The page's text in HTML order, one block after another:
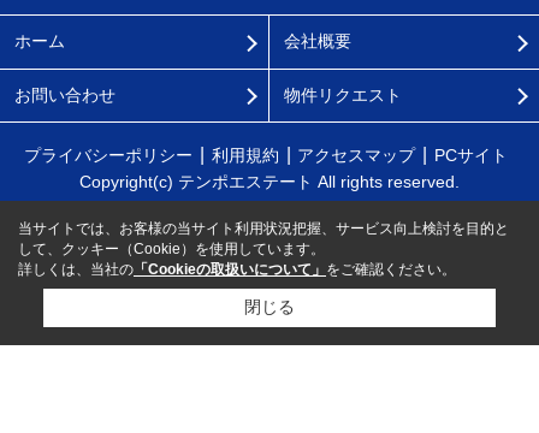
ホーム 会社概要
お問い合わせ 物件リクエスト
プライバシーポリシー 利用規約 アクセスマップ
PCサイト
Copyright(c) テンポエステート All rights reserved.
当サイトでは、お客様の当サイト利用状況把握、サービス向上検討を目的と
して、クッキー（Cookie）を使用しています。
詳しくは、当社の 「Cookieの取扱いについて」 をご確認ください。
閉じる